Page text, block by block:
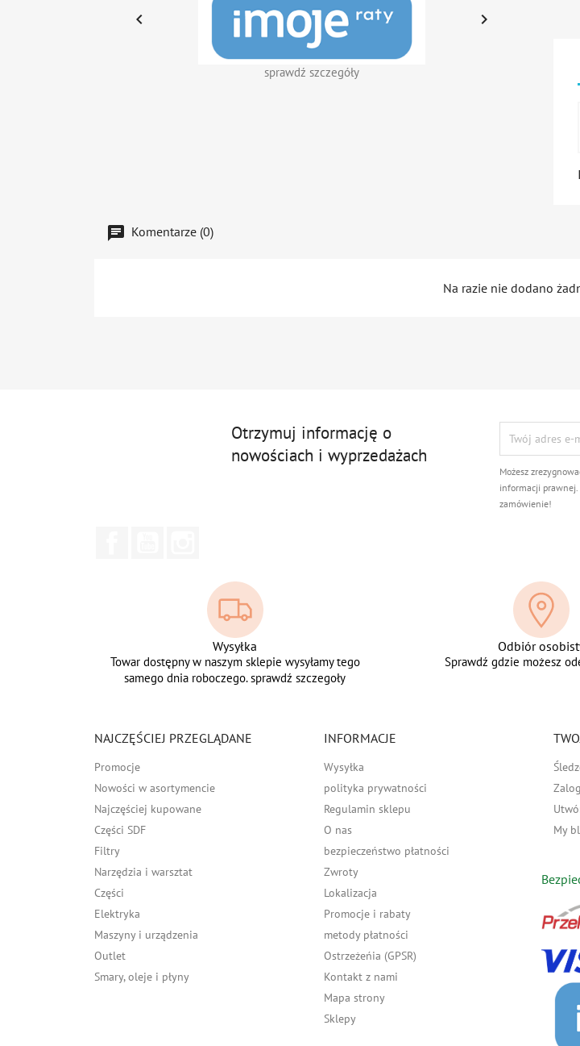
sprawdź szczegóły
 
Komentarze (0)
Na razie nie dodano
Otrzymuj informację o
nowościach i wyprzedażach
Możesz
informacji prawnej.
zamówienie!
Wysyłka
Towar dostępny w naszym sklepie wysyłamy tego
samego dnia roboczego. sprawdź szczegoły
Odbiór
Sprawdź gdzie możesz
NAJCZĘŚCIEJ PRZEGLĄDANE
Promocje
Nowości w asortymencie
Najczęściej kupowane
Części SDF
Filtry
Narzędzia i warsztat
Części
Elektryka
Maszyny i urządzenia
Outlet
Smary, oleje i płyny
INFORMACJE
Wysyłka
polityka prywatności
Regulamin sklepu
O nas
bezpieczeństwo płatności
Zwroty
Lokalizacja
Promocje i rabaty
metody płatności
Ostrzeżeńia (GPSR)
Kontakt z nami
Mapa strony
Sklepy
My